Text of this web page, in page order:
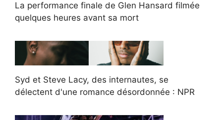
La performance finale de Glen Hansard filmée
quelques heures avant sa mort
Syd et Steve Lacy, des internautes, se
délectent d'une romance désordonnée : NPR